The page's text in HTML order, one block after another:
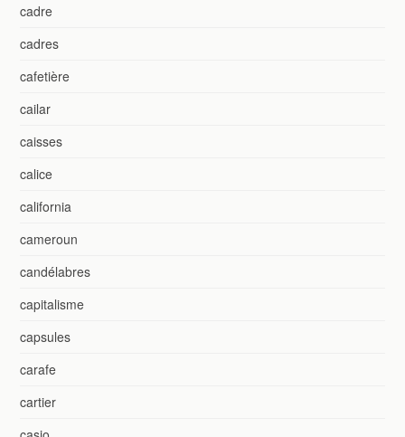
cadre
cadres
cafetière
cailar
caisses
calice
california
cameroun
candélabres
capitalisme
capsules
carafe
cartier